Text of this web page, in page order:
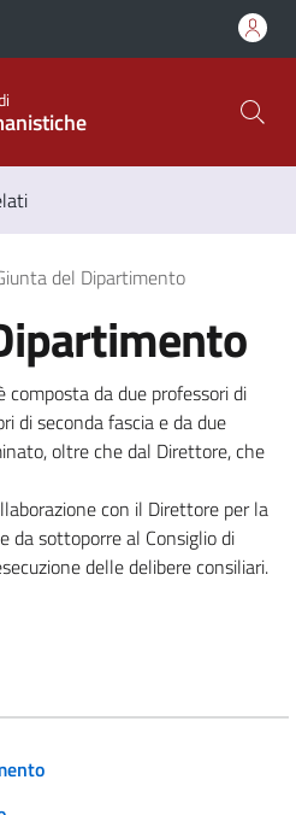
del Dipartimento
da due professori di
di seconda fascia e da due
oltre che dal Direttore, che
con il Direttore per la
da sottoporre al Consiglio di
delle delibere consiliari.